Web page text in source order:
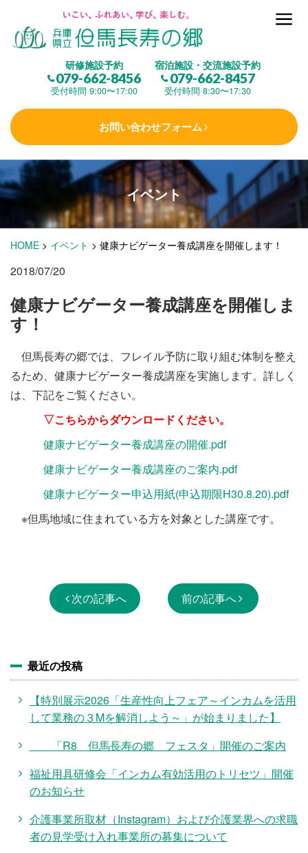
研修施設予約
079-662-8456
受付時間 9:00〜17:00
宿泊施設・交流施設予約
079-662-8457
受付時間 8:30〜17:30
お問い合わせフォーム
但馬長寿の郷とは
(研修施設)
楽しむ
学 ぶ (健康福祉)
泊まる(宿泊)
施設・料金
アクセス
イベント
HOME > イベント > 健康ナビゲーター養成講座を開催します！
2018/07/20
健康ナビゲーター養成講座を開催しま
す！
但馬長寿の郷では、フレイル予防に取り組む体制を整え
るため、健康ナビゲーター養成講座を実施します。詳しく
は、下記をご覧ください。
▽こちらからダウンロードください。
健康ナビゲーター養成講座の開催.pdf
健康ナビゲーター養成講座のご案内.pdf
健康ナビゲーター申込用紙(申込期限H30.8.20).pdf
※但馬地域に住まれている方を対象とした講座です。
次の記事へ 前の記事へ
最近の投稿
【特別展示2026「生産性向上フェア～インカムを活用
して業務の３Mを解消しよう～」が始まりました】
「R8 但馬長寿の郷 フェスタ」開催のご案内
福祉用具研修会「インカム有効活用のトリセツ」開催
のお知らせ
介護事業所取材（Instagram）および介護業界への求職
者の見学受け入れ事業所の募集について